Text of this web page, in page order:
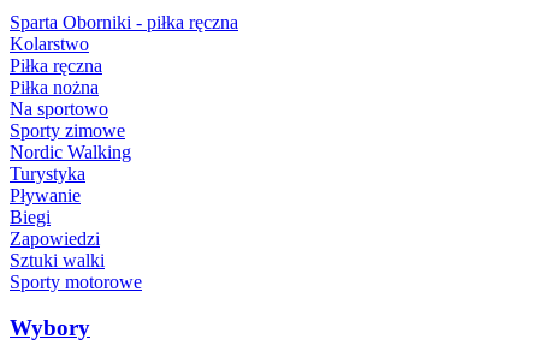
Sparta Oborniki - piłka ręczna
Kolarstwo
Piłka ręczna
Piłka nożna
Na sportowo
Sporty zimowe
Nordic Walking
Turystyka
Pływanie
Biegi
Zapowiedzi
Sztuki walki
Sporty motorowe
Wybory